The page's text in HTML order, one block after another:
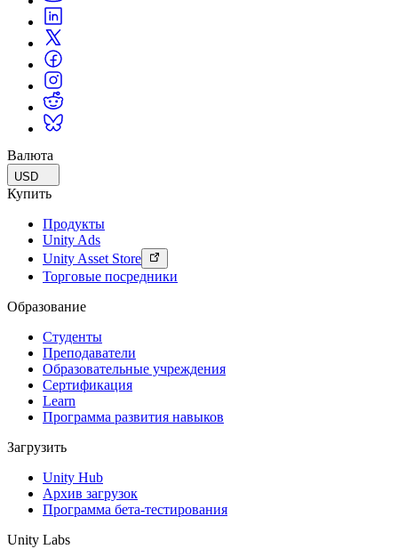
Валюта
USD
Купить
Продукты
Unity Ads
Unity Asset Store
Торговые посредники
Образование
Студенты
Преподаватели
Образовательные учреждения
Сертификация
Learn
Программа развития навыков
Загрузить
Unity Hub
Архив загрузок
Программа бета-тестирования
Unity Labs